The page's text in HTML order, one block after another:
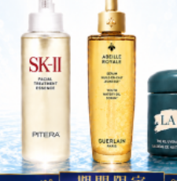
める、美しさ